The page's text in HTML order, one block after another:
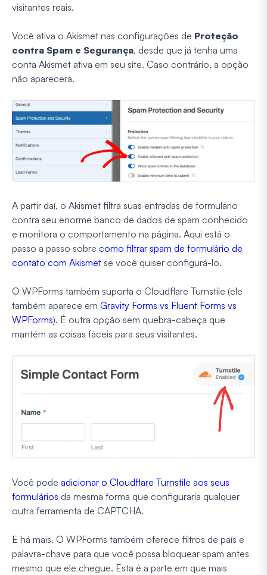
visitantes reais.
Você ativa o Akismet nas configurações de Proteção
contra Spam e Segurança, desde que já tenha uma
conta Akismet ativa em seu site. Caso contrário, a opção
não aparecerá.
A partir daí, o Akismet filtra suas entradas de formulário
contra seu enorme banco de dados de spam conhecido
e monitora o comportamento na página. Aqui está o
passo a passo sobre como filtrar spam de formulário de
contato com Akismet se você quiser configurá-lo.
O WPForms também suporta o Cloudflare Turnstile (ele
também aparece em Gravity Forms vs Fluent Forms vs
WPForms). É outra opção sem quebra-cabeça que
mantém as coisas fáceis para seus visitantes.
Você pode adicionar o Cloudflare Turnstile aos seus
formulários da mesma forma que configuraria qualquer
outra ferramenta de CAPTCHA.
E há mais. O WPForms também oferece filtros de país e
palavra-chave para que você possa bloquear spam antes
mesmo que ele chegue. Esta é a parte em que mais